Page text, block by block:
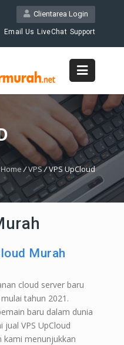
Clientarea Login
Email Us LiveChat Support
Home /VPS/VPS UpCloud
Murah
cloud server baru
tahun 2021.
baru dalam dunia
VPS UpCloud
kami menunjukkan